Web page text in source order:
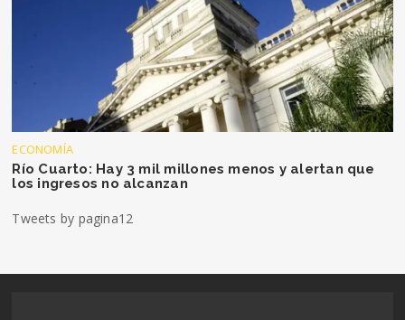
ECONOMÍA
Río Cuarto: Hay 3 mil millones menos y alertan que
los ingresos no alcanzan
Tweets by pagina12